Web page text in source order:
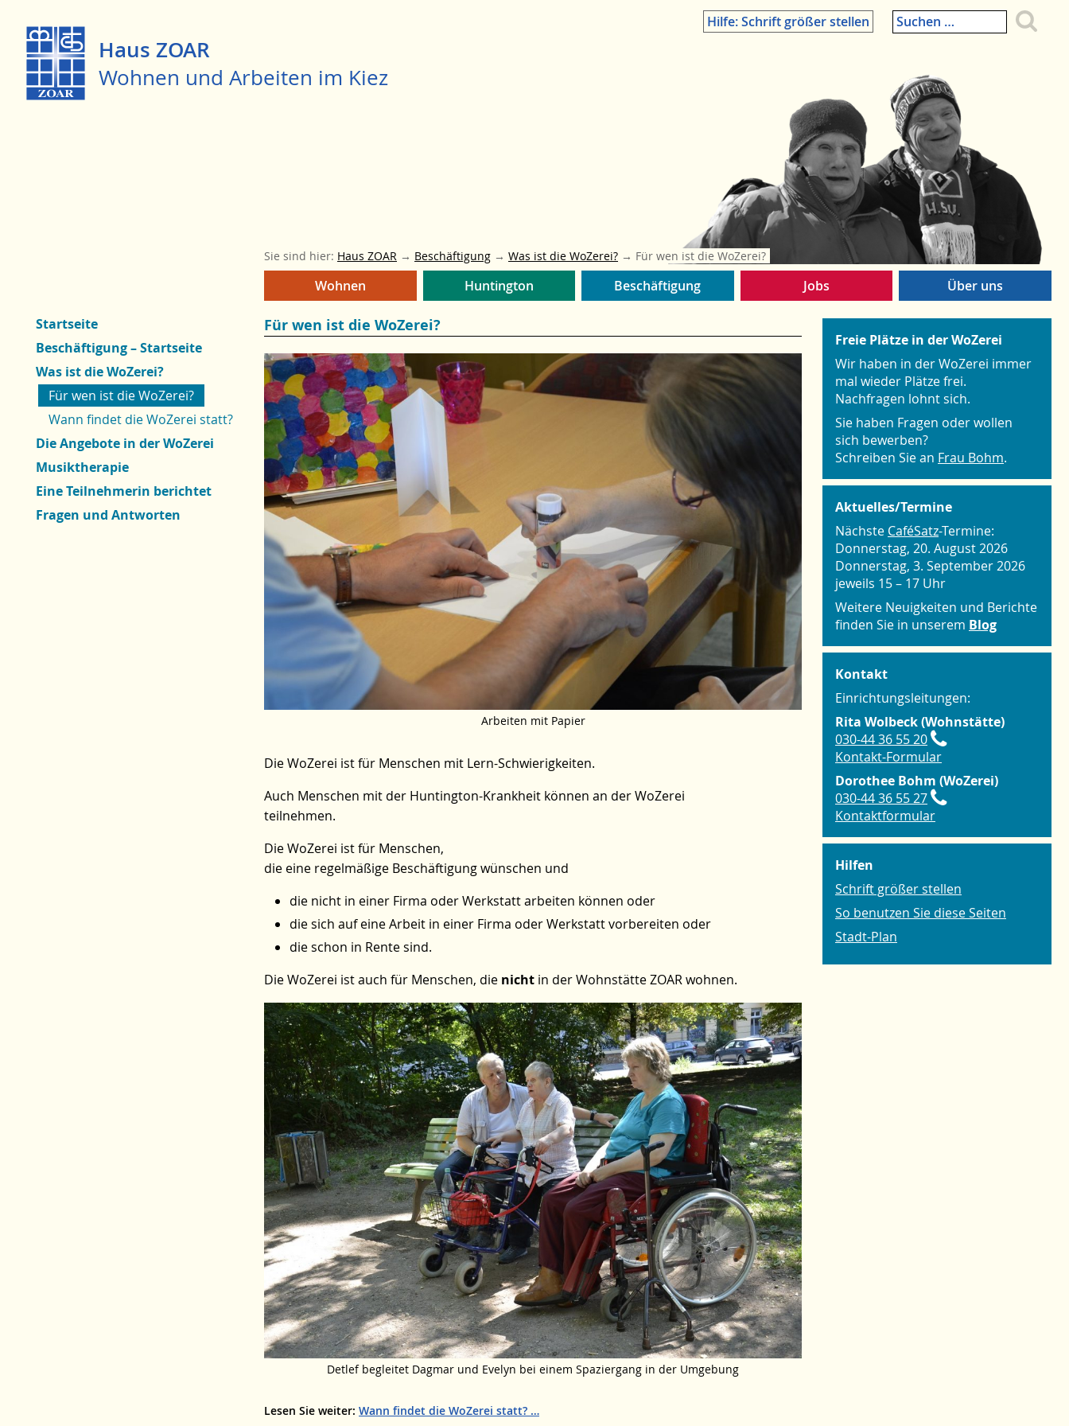
Haus ZOAR
Wohnen und Arbeiten im Kiez
Für wen ist die WoZerei?
Arbeiten mit Papier
Die WoZerei ist für Menschen mit Lern-Schwierigkeiten.
Auch Menschen mit der Huntington-Krankheit können an der WoZerei
teilnehmen.
Die WoZerei ist für Menschen,
die eine regelmäßige Beschäftigung wünschen und
die nicht in einer Firma oder Werkstatt arbeiten können oder
die sich auf eine Arbeit in einer Firma oder Werkstatt vorbereiten oder
die schon in Rente sind.
Die WoZerei ist auch für Menschen, die nicht in der Wohnstätte ZOAR wohnen.
Detlef begleitet Dagmar und Evelyn bei einem Spaziergang in der Umgebung
Lesen Sie weiter: Wann findet die WoZerei statt?
Freie Plätze in der WoZerei
Wir haben in der WoZerei immer
mal wieder Plätze frei.
Nachfragen lohnt sich.
Sie haben Fragen oder wollen
sich bewerben?
Schreiben Sie an Frau Bohm.
Aktuelles/Termine
Nächste CaféSatz-Termine:
Donnerstag, 20. August 2026
Donnerstag, 3. September 2026
jeweils 15 – 17 Uhr
Weitere Neuigkeiten und Berichte
finden Sie in unserem Blog
Kontakt
Einrichtungsleitungen:
Rita Wolbeck (Wohnstätte)
030-44 36 55 20
Kontakt-Formular
Dorothee Bohm (WoZerei)
030-44 36 55 27
Kontaktformular
Hilfen
Schrift größer stellen
So benutzen Sie diese Seiten
Stadt-Plan
Wohnen Huntington Beschäftigung
Startseite
Beschäftigung – Startseite
Was ist die WoZerei?
Für wen ist die WoZerei?
Wann findet die WoZerei statt?
Die Angebote in der WoZerei
Musiktherapie
Eine Teilnehmerin berichtet
Fragen und Antworten
Jobs Über uns
Sie sind hier: Haus ZOAR → Beschäftigung → Was ist die WoZerei? → Für wen ist die WoZerei?
Hilfe: Schrift größer stellen
Suchen
nach: